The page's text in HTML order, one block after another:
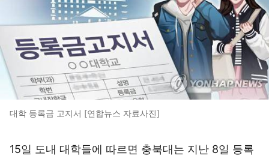
대학 등록금 고지서 [연합뉴스 자료사진]
15일 도내 대학들에 따르면 충북대는 지난 8일 등록